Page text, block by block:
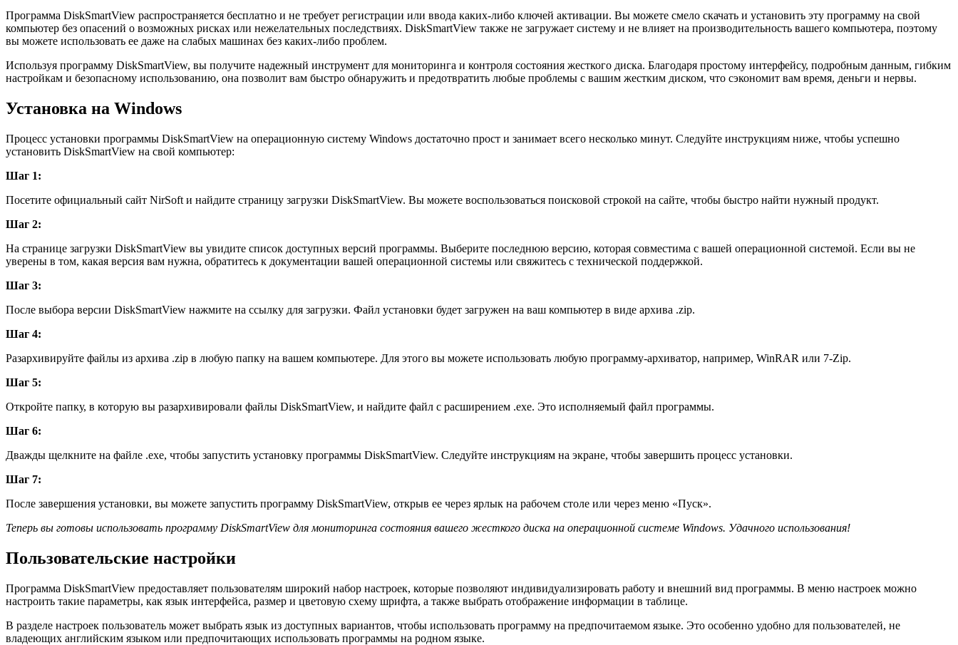
Программа DiskSmartView распространяется бесплатно и не требует регистрации или ввода каких-либо ключей активации. Вы можете смело скачать и установить эту программу на свой
компьютер без опасений о возможных рисках или нежелательных последствиях. DiskSmartView также не загружает систему и не влияет на производительность вашего компьютера, поэтому
вы можете использовать ее даже на слабых машинах без каких-либо проблем.
Используя программу DiskSmartView, вы получите надежный инструмент для мониторинга и контроля состояния жесткого диска. Благодаря простому интерфейсу, подробным данным, гибким
настройкам и безопасному использованию, она позволит вам быстро обнаружить и предотвратить любые проблемы с вашим жестким диском, что сэкономит вам время, деньги и нервы.
Установка на Windows
Процесс установки программы DiskSmartView на операционную систему Windows достаточно прост и занимает всего несколько минут. Следуйте инструкциям ниже, чтобы успешно
установить DiskSmartView на свой компьютер:
Шаг 1:
Посетите официальный сайт NirSoft и найдите страницу загрузки DiskSmartView. Вы можете воспользоваться поисковой строкой на сайте, чтобы быстро найти нужный продукт.
Шаг 2:
На странице загрузки DiskSmartView вы увидите список доступных версий программы. Выберите последнюю версию, которая совместима с вашей операционной системой. Если вы не
уверены в том, какая версия вам нужна, обратитесь к документации вашей операционной системы или свяжитесь с технической поддержкой.
Шаг 3:
После выбора версии DiskSmartView нажмите на ссылку для загрузки. Файл установки будет загружен на ваш компьютер в виде архива .zip.
Шаг 4:
Разархивируйте файлы из архива .zip в любую папку на вашем компьютере. Для этого вы можете использовать любую программу-архиватор, например, WinRAR или 7-Zip.
Шаг 5:
Откройте папку, в которую вы разархивировали файлы DiskSmartView, и найдите файл с расширением .exe. Это исполняемый файл программы.
Шаг 6:
Дважды щелкните на файле .exe, чтобы запустить установку программы DiskSmartView. Следуйте инструкциям на экране, чтобы завершить процесс установки.
Шаг 7:
После завершения установки, вы можете запустить программу DiskSmartView, открыв ее через ярлык на рабочем столе или через меню «Пуск».
Теперь вы готовы использовать программу DiskSmartView для мониторинга состояния вашего жесткого диска на операционной системе Windows. Удачного использования!
Пользовательские настройки
Программа DiskSmartView предоставляет пользователям широкий набор настроек, которые позволяют индивидуализировать работу и внешний вид программы. В меню настроек можно
настроить такие параметры, как язык интерфейса, размер и цветовую схему шрифта, а также выбрать отображение информации в таблице.
В разделе настроек пользователь может выбрать язык из доступных вариантов, чтобы использовать программу на предпочитаемом языке. Это особенно удобно для пользователей, не
владеющих английским языком или предпочитающих использовать программы на родном языке.